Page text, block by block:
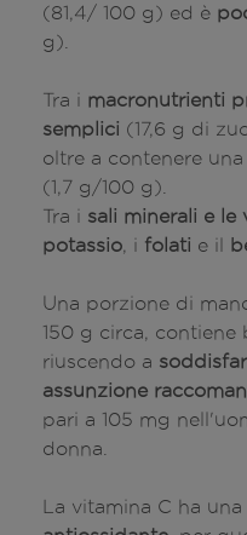
(81,4/ 100 g) ed è
g).
Tra i macronutrienti
semplici (17,6 g di
oltre a contenere una
(1,7 g/100 g).
Tra i sali minerali e le
potassio , i folati e il
Una porzione di
150 g circa, contiene
riuscendo a
assunzione
pari a 105 mg
donna.
La vitamina C ha una